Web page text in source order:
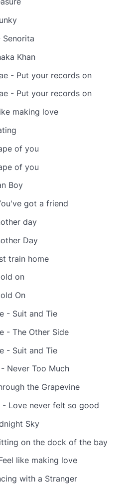
Senorita
Khan
- Put your records on
- Put your records on
making love
of you
of you
Boy
got a friend
day
Day
train home
on
On
- Suit and Tie
-The Other Side
- Suit and Tie
- Never Too Much
the Grapevine
- Love never felt so good
Sky
on the dock of the bay
like making love
with a Stranger